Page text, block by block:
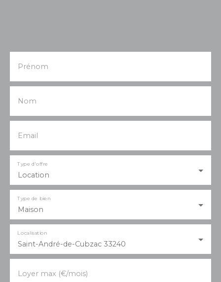
Prénom
Nom
Email
Location
Type d'offre
Maison
Type de bien
Saint-André-de-Cubzac 33240
Localisation
Loyer max (€/mois)